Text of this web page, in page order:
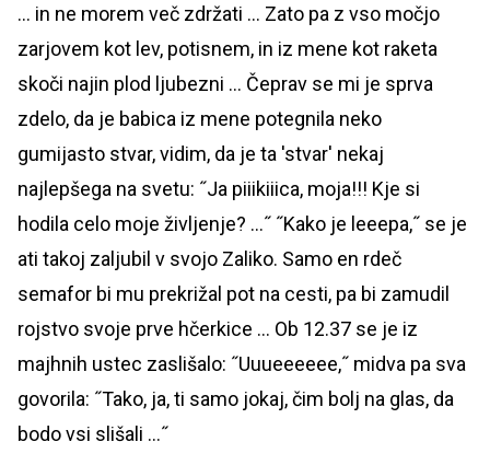
… in ne morem več zdržati … Zato pa z vso močjo
zarjovem kot lev, potisnem, in iz mene kot raketa
skoči najin plod ljubezni … Čeprav se mi je sprva
zdelo, da je babica iz mene potegnila neko
gumijasto stvar, vidim, da je ta 'stvar' nekaj
najlepšega na svetu: ˝Ja piiikiiica, moja!!! Kje si
hodila celo moje življenje? ...˝ ˝Kako je leeepa,˝ se je
ati takoj zaljubil v svojo Zaliko. Samo en rdeč
semafor bi mu prekrižal pot na cesti, pa bi zamudil
rojstvo svoje prve hčerkice … Ob 12.37 se je iz
majhnih ustec zaslišalo: ˝Uuueeeeee,˝ midva pa sva
govorila: ˝Tako, ja, ti samo jokaj, čim bolj na glas, da
bodo vsi slišali …˝